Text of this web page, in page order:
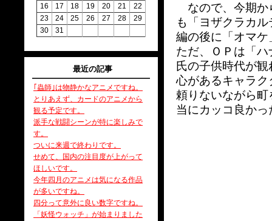
なので、今期か
も「ヨザクラカ
編の後に「オマ
ただ、ＯＰは「
氏の子供時代が
心があるキャラ
頼りないながら
当にカッコ良かっ
16
17 18 19 20 21
22
23
24 25 26 27 28
29
30
31
最近の記事
｢蟲師｣は物静かなアニメですね。
とりあえず、カードのアニメから
観る予定です。
派手な戦闘シーンが特に楽しみで
す。
ついに来週で終わりです。
せめて、国内の注目度が上がって
ほしいです。
今年四月のアニメは気になる作品
が多いですね。
四分って意外に良い数字ですね。
「妖怪ウォッチ」が始まりました